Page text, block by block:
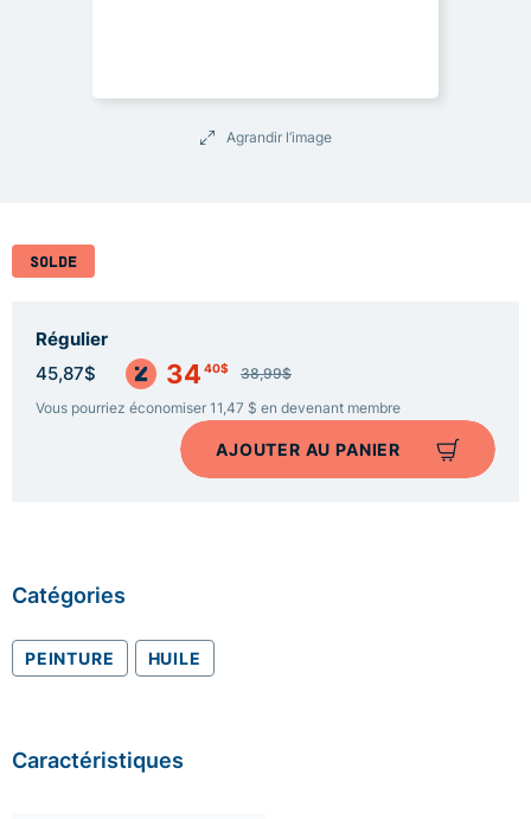
Agrandir l’image
SOLDE
Régulier
45,87$ 34 40$
38,99$
Vous pourriez économiser 11,47 $ en devenant membre
AJOUTER AU PANIER
Catégories
PEINTURE HUILE
Caractéristiques